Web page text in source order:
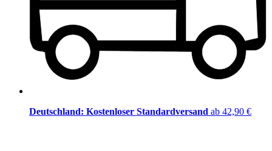
Deutschland: Kostenloser Standardversand ab 42,90 €